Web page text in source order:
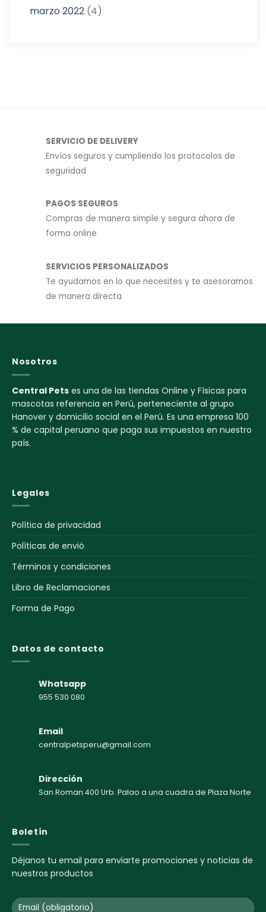
marzo 2022 (4)
SERVICIO DE DELIVERY
Envíos seguros y cumpliendo los protocolos de
seguridad
PAGOS SEGUROS
Compras de manera simple y segura ahora de
forma online
SERVICIOS PERSONALIZADOS
Te ayudamos en lo que necesites y te asesoramos
de manera directa
Nosotros
Central Pets es una de las tiendas Online y Físicas para
mascotas referencia en Perú, perteneciente al grupo
Hanover y domicilio social en el Perú. Es una empresa 100
% de capital peruano que paga sus impuestos en nuestro
país.
Legales
Política de privacidad
Políticas de envió
Términos y condiciones
Libro de Reclamaciones
Forma de Pago
Datos de contacto
Whatsapp
955 530 080
Email
centralpetsperu@gmail.com
Dirección
San Roman 400 Urb. Palao a una cuadra de Plaza Norte
Boletín
Déjanos tu email para enviarte promociones y noticias de
nuestros productos